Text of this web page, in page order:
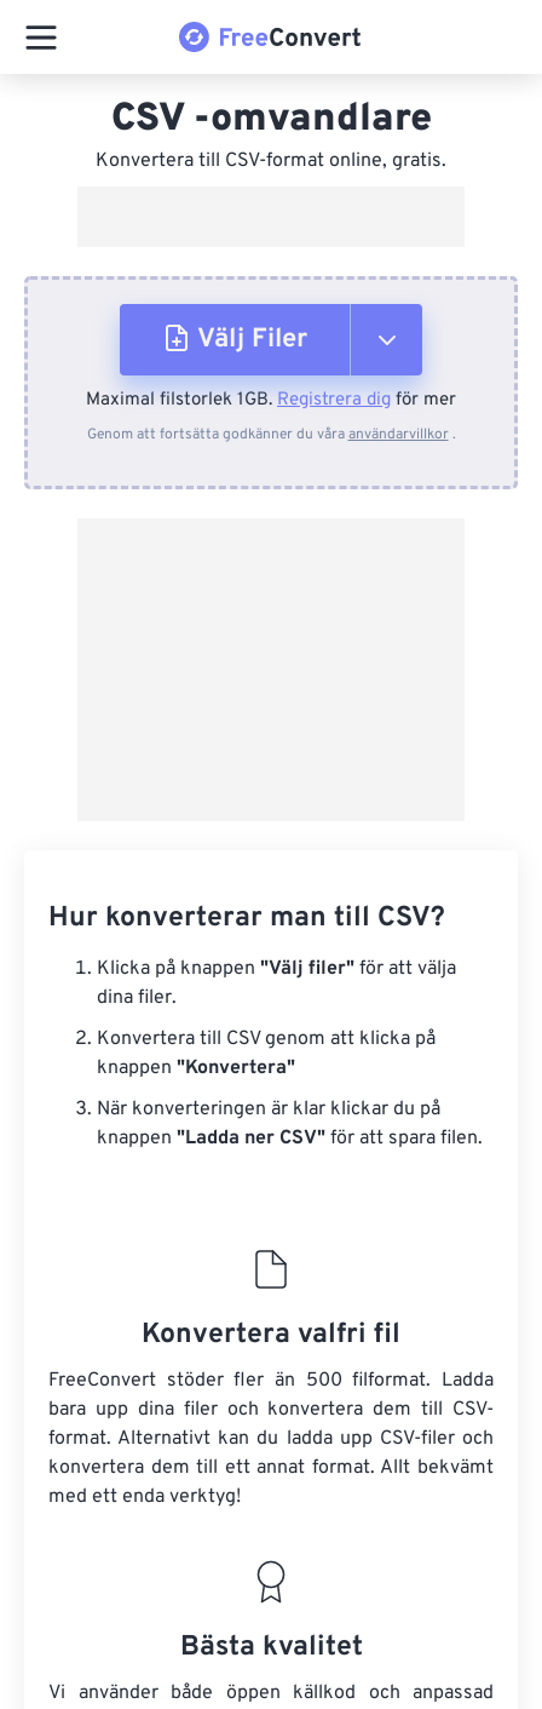
CSV -omvandlare
Konvertera till CSV-format online, gratis.
Välj Filer
Från enhet
Maximal filstorlek 1GB. Registrera dig för mer
Genom att fortsätta godkänner du våraanvändarvillkor.
Hur konverterar man till CSV?
Klicka på knappen "Välj filer" för att välja
dina filer.
Konvertera till CSV genom att klicka på
knappen "Konvertera"
När konverteringen är klar klickar du på
knappen "Ladda ner CSV" för att spara filen.
Konvertera valfri fil
FreeConvert stöder fler än 500 filformat. Ladda
bara upp dina filer och konvertera dem till CSV-
format. Alternativt kan du ladda upp CSV-filer och
konvertera dem till ett annat format. Allt bekvämt
med ett enda verktyg!
Bästa kvalitet
Vi använder både öppen källkod och anpassad